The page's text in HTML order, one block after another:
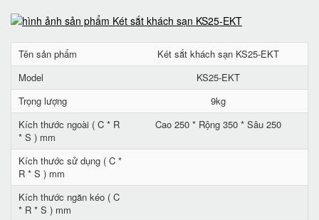
Tên sản phẩm
Két sắt khách sạn KS25-EKT
Model
KS25-EKT
Trọng lượng
9kg
Kích thước ngoài ( C * R
* S ) mm
Cao 250 * Rộng 350 * Sâu 250
Kích thước sử dụng ( C *
R * S ) mm
Kích thước ngăn kéo ( C
* R * S ) mm